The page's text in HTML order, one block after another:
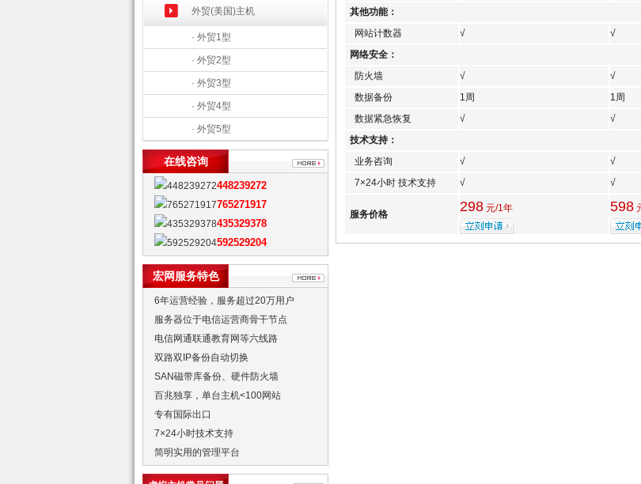
外贸(美国)主机
· 外贸1型
· 外贸2型
· 外贸3型
· 外贸4型
· 外贸5型
在线咨询
448239272
765271917
435329378
592529204
宏网服务特色
6年运营经验，服务超过20万用户
服务器位于电信运营商骨干节点
电信网通联通教育网等六线路
双路双IP备份自动切换
SAN磁带库备份、硬件防火墙
百兆独享，单台主机<100网站
专有国际出口
7×24小时技术支持
简明实用的管理平台
其他功能：
网站计数器
√ √
网络安全：
防火墙
√ √
数据备份
1周 1周
数据紧急恢复
√ √
技术支持：
业务咨询
√ √
7×24小时 技术支持
√ √
服务价格 298 元/1年 598